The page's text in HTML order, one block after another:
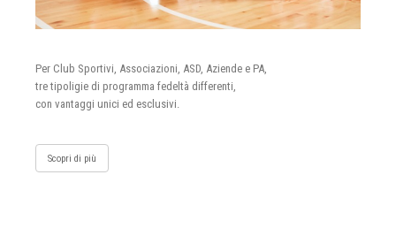
Per Club Sportivi, Associazioni, ASD, Aziende e PA,
tre tipoligie di programma fedeltà differenti,
con vantaggi unici ed esclusivi.
Scopri di più